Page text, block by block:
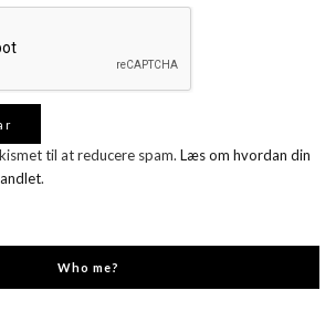
til at reducere spam. Læs om hvordan din
.
Who me?